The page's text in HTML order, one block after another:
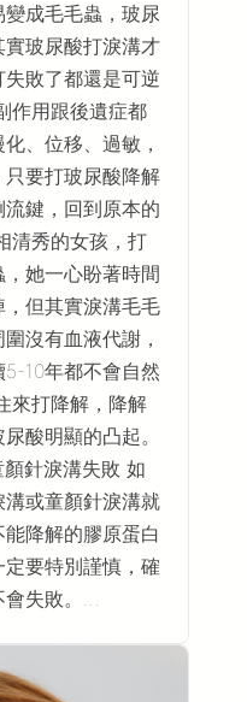
成毛毛蟲，玻尿
玻尿酸打淚溝才
敗了都還是可逆
作用跟後遺症都
、位移、過敏，
要打玻尿酸降解
鍵，回到原本的
清秀的女孩，打
她一心盼著時間
但其實淚溝毛毛
沒有血液代謝，
10年都不會自然
來打降解，降解
酸明顯的凸起。
針淚溝失敗 如
或童顏針淚溝就
降解的膠原蛋白
要特別謹慎，確
會失敗。…